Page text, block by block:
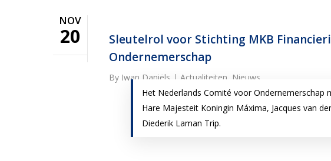
NOV
20
Sleutelrol voor Stichting MKB
Ondernemerschap
By Iwan Daniëls Actualiteiten Nieuws
Het Nederlands Comité voor Ondernemerschap
Hare Majesteit Koningin Máxima, Jacques van
Diederik Laman Trip.